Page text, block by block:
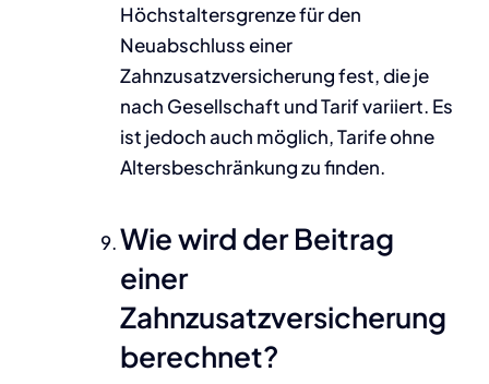
Höchstaltersgrenze für den
Neuabschluss einer
Zahnzusatzversicherung fest, die je
nach Gesellschaft und Tarif variiert. Es
ist jedoch auch möglich, Tarife ohne
Altersbeschränkung zu finden.
Wie wird der Beitrag
einer
Zahnzusatzversicherung
berechnet?